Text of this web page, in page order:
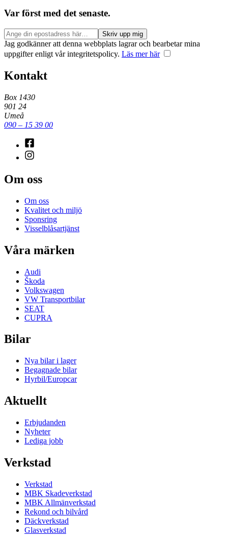
Var först med det senaste.
Jag godkänner att denna webbplats lagrar och bearbetar mina
uppgifter enligt vår integritetspolicy. Läs mer här
Kontakt
Box 1430
901 24
Umeå
090 – 15 39 00
Om oss
Om oss
Kvalitet och miljö
Sponsring
Visselblåsartjänst
Våra märken
Audi
Škoda
Volkswagen
VW Transportbilar
SEAT
CUPRA
Bilar
Nya bilar i lager
Begagnade bilar
Hyrbil/Europcar
Aktuellt
Erbjudanden
Nyheter
Lediga jobb
Verkstad
Verkstad
MBK Skadeverkstad
MBK Allmänverkstad
Rekond och bilvård
Däckverkstad
Glasverkstad